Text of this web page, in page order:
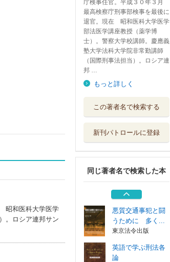
昭和医科大学医学
。ロシア連邦サン
庁検事任官。平成３０年３月
最高検察庁刑事部検事を最後に
退官。現在 昭和医科大学医学
部法医学講座教授（薬学博
士）。警察大学校講師。慶應義
塾大学法科大学院非常勤講師
（国際刑事法担当）。ロシア連
邦 …
もっと詳しく
この著者名で検索する
新刊パトロールに登録
同じ著者名で検索した本
Ｌ ＳＴＵＤＩ...
あなたも陥る身近
成文堂
マネー・ローンダ
リング罪 捜査...
立花書房
悪質交通事犯と闘
うために 多く...
東京法令出版
英語で学ぶ刑法各
論